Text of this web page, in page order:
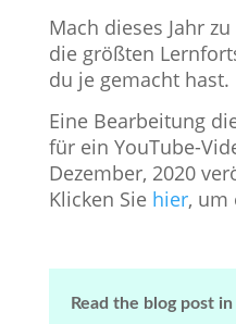
Mach dieses Jahr
die größten
du je gemacht hast.
Eine Bearbeitung
für ein YouTube-
Dezember, 2020
Klicken Sie hier, um
Read the blog post in